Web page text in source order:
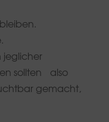
jeglicher
sollten also
gemacht,